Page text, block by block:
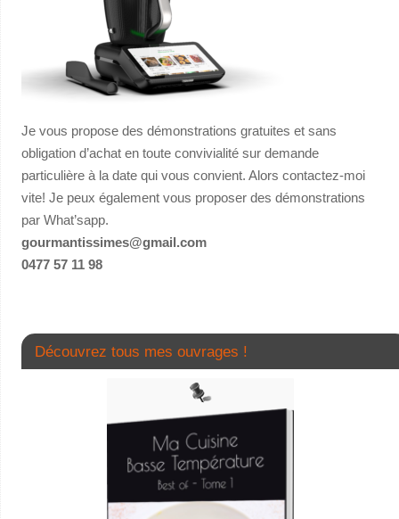
Je vous propose des démonstrations gratuites et sans
obligation d’achat en toute convivialité sur demande
particulière à la date qui vous convient. Alors contactez-moi
vite! Je peux également vous proposer des démonstrations
par What’sapp.
gourmantissimes@gmail.com
0477 57 11 98
Découvrez tous mes ouvrages !